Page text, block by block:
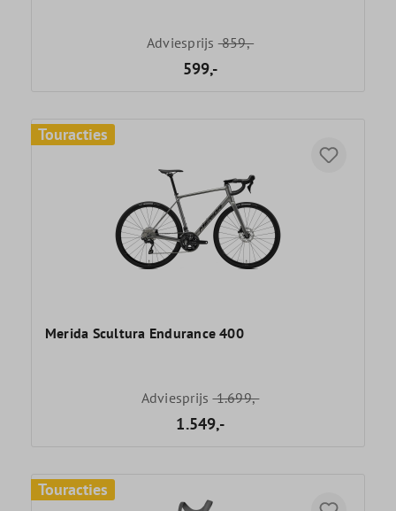
Adviesprijs859,-
599,-
Touracties
Merida Scultura Endurance 400
Adviesprijs1.699,-
1.549,-
Touracties